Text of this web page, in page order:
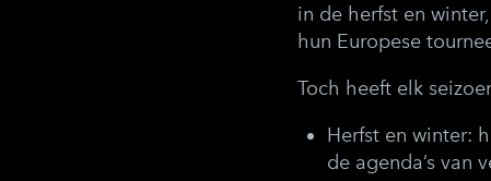
in de herfst en
hun Europese
Toch heeft elk
Herfst en winter:
de agenda’s van